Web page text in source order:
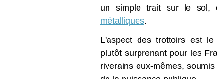
un simple trait sur le sol,
métalliques.
L'aspect des trottoirs est
plutôt surprenant pour les
riverains eux-mêmes,